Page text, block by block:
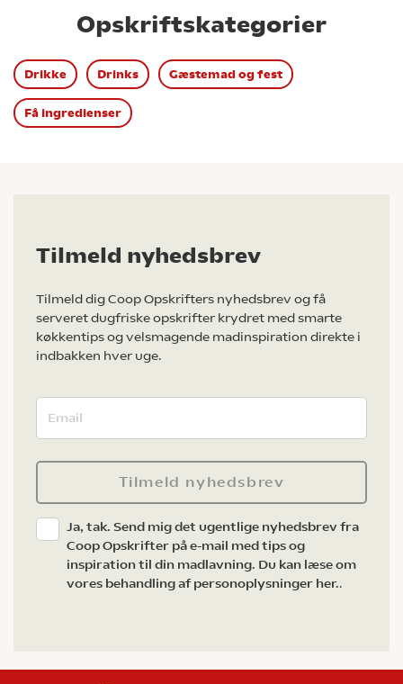
Opskriftskategorier
Drikke Drinks Gæstemad og fest
Få ingredienser
Tilmeld nyhedsbrev
Tilmeld dig Coop Opskrifters nyhedsbrev og få
serveret dugfriske opskrifter krydret med smarte
køkkentips og velsmagende madinspiration direkte i
indbakken hver uge.
Tilmeld nyhedsbrev
Ja, tak. Send mig det ugentlige nyhedsbrev fra
Coop Opskrifter på e-mail med tips og
inspiration til din madlavning. Du kan læse om
vores behandling af personoplysninger her..